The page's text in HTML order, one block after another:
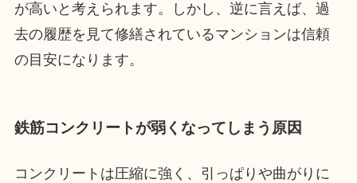
が高いと考えられます。しかし、逆に言えば、過
去の履歴を見て修繕されているマンションは信頼
の目安になります。
鉄筋コンクリートが弱くなってしまう原因
コンクリートは圧縮に強く、引っぱりや曲がりに